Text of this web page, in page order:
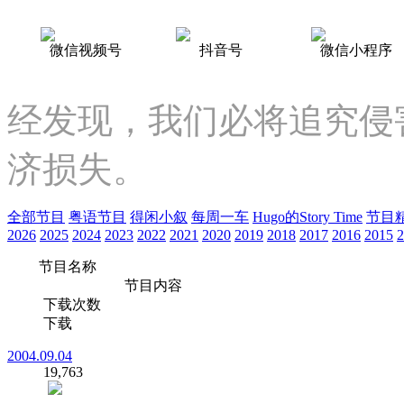
微信视频号 抖音号 微信小程序
经发现，我们必将追究
济损失。
全部节目 粤语节目 得闲小叙 每周一车 Hugo的Story Time 节目
2026 2025 2024 2023 2022 2021 2020 2019 2018 2017 2016 2015
节目名称
节目内容
下载次数
下载
2004.09.04
19,763